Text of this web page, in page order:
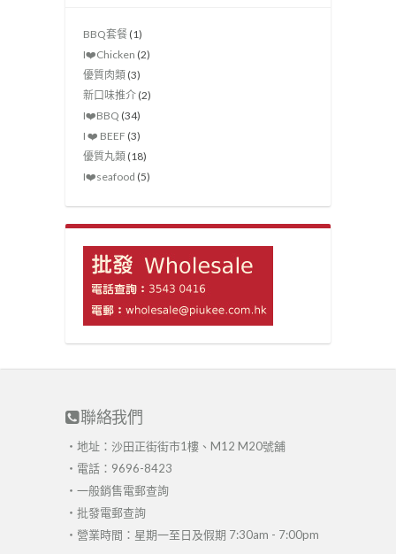
BBQ套餐 (1)
I❤️Chicken (2)
優質肉類 (3)
新口味推介 (2)
I❤️‍BBQ (34)
I ❤️ BEEF (3)
優質丸類 (18)
I❤️seafood (5)
聯絡我們
・地址：沙田正街街市1樓、M12 M20號舖
・電話：9696-8423
・ 一般銷售電郵查詢
・ 批發電郵查詢
・營業時間：星期一至日及假期 7:30am - 7:00pm